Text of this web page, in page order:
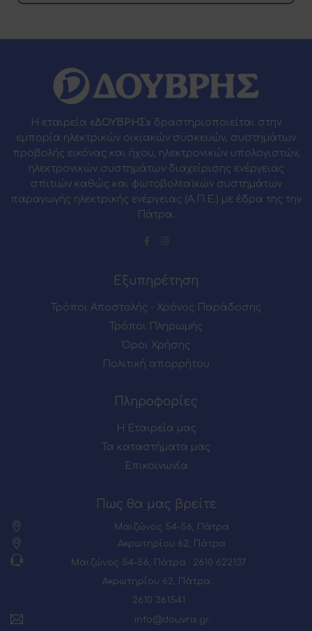
Η εταιρεία «ΔΟΥΒΡΗΣ» δραστηριοποιείται στην
εμπορία ηλεκτρικών οικιακών συσκευών, συστημάτων
προβολής εικόνας και ήχου, ηλεκτρονικών υπολογιστών,
ηλεκτρονικών συστημάτων διαχείρισης ενέργειας
σπιτιών καθώς και φωτοβολταϊκών συστημάτων
παραγωγής ηλεκτρικής ενέργειας (Α.Π.Ε.) με έδρα της την
Πάτρα.
Εξυπηρέτηση
Τρόποι Αποστολής - Χρόνος Παράδοσης
Τρόποι Πληρωμής
Όροι Χρήσης
Πολιτική απορρήτου
Πληροφορίες
Η Εταιρεία μας
Τα καταστήματα μας
Επικοινωνία
Πως θα μας βρείτε
Μαιζώνος 54-56, Πάτρα
Ακρωτηρίου 62, Πάτρα
Μαιζώνος 54-56, Πάτρα : 2610 622137
Ακρωτηρίου 62, Πάτρα :
2610 361541
info@douvris.gr